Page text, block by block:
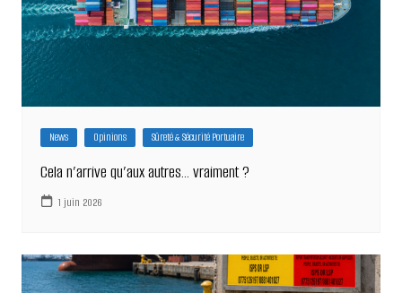
News Opinions Sûreté & Sécurité Portuaire
Cela n’arrive qu’aux autres… vraiment ?
1 juin 2026